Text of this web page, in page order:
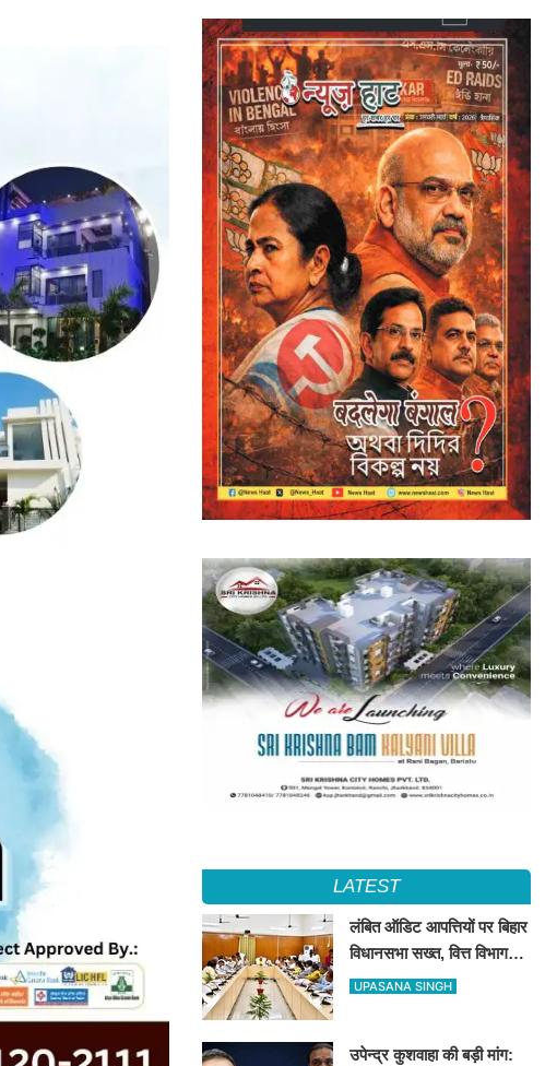
LATEST
लंबित ऑडिट आपत्तियों पर बिहार
विधानसभा सख्त, वित्त विभाग
बना नोडल एजेंसी; सभी विभागों
UPASANA SINGH
उपेन्द्र कुशवाहा की बड़ी मांग: